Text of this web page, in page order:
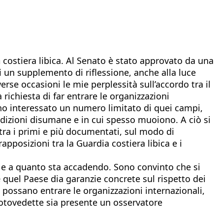
libica. Al Senato è stato approvato da una
supplemento di riflessione, anche alla luce
occasioni le mie perplessità sull’accordo tra il
richiesta di far entrare le organizzazioni
interessato un numero limitato di quei campi,
disumane e in cui spesso muoiono. A ciò si
i primi e più documentati, sul modo di
tra la Guardia costiera libica e i
a quanto sta accadendo. Sono convinto che si
Paese dia garanzie concrete sul rispetto dei
entrare le organizzazioni internazionali,
sia presente un osservatore